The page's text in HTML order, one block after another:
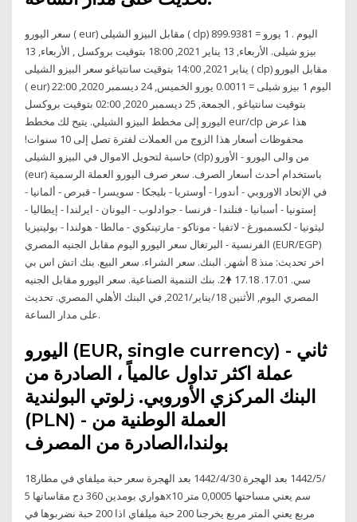
سعر اليورو ( eur) مقابل البيزو الشيلى ( clp) اليوم . 1 يورو = 899.9381
بيزو شيلى. الأربعاء, 13 يناير 2021, 18:00 بتوقيت بروكسل , الأربعاء, 13
يناير 2021, 14:00 بتوقيت سانتياغو سعر البيزو الشيلى ( clp) مقابل اليورو
( eur) اليوم 1 بيزو شيلى = 0.0011 يورو الخميس, 24 ديسمبر 2020, 22:00
بتوقيت سانتياغو , الجمعة, 25 ديسمبر 2020, 02:00 بتوقيت بروكسل
اليورو إلى مخطط البيزو الشيلي. يتيح لك مخطط eur/clp هذا عرض
محفوظات أسعار هذا الزوج من العملات لفترة تصل إلى 10 سنوات!
حاسبة لتحويل الاموال في البيزو الشيلى (clp) من والى اليورو - الأورو
(eur) باستخدام أحدث أسعار الصرف. سعر صرف اليورو العملة الرسمية
في الإتحاد الاوروبي - أندورا - أوستريا - بليجكا - سويسرا - قبرص - ألمانيا -
إستونيا - أسبانيا - فنلندا - فرنسا - جوادلوب - اليونان - ايرلندا - إيطاليا -
ليثونيا - لكسمبورغ - لاتفيا - موناكو - مارتينكوي - مالطا - هولندا - بولينيزيا
الفرنسية - البرتغال سعر اليورو اليوم مقابل الجنيه المصري (EUR/EGP)
اخر تحديث: منذ 8 أشهر. البنك. سعر الشراء. سعر البيع. بنك اتش اس بي
سي. 17.01. 17.18 🠝2. بنك التنمية الصناعية. سعر اليورو مقابل الجنيه
المصري اليوم, الأثنين 18/يناير/2021, في البنك الأهلي المصري. تحديث
على مدار الساعة.
اليورو (EUR, single currency) - ثاني
عملة اكثر تداول عالمياً ، الصادرة من
البنك المركزي الأوروبي. زلوتي البولندية
(PLN) - العملة الوطنية من
18‏‏/5‏‏/1442 بعد الهجرة 30‏‏/4‏‏/1442 بعد الهجرة سعر حبة ميلفاي في مطار
هواري بومدين 360 دج مقاساتها 5x10 سم يعني مساحتها 0,0005 متر
مربع يعني المتر مربع يخرجنا 200 حبة ميلفاي اذا 200 حبة نضربوها في